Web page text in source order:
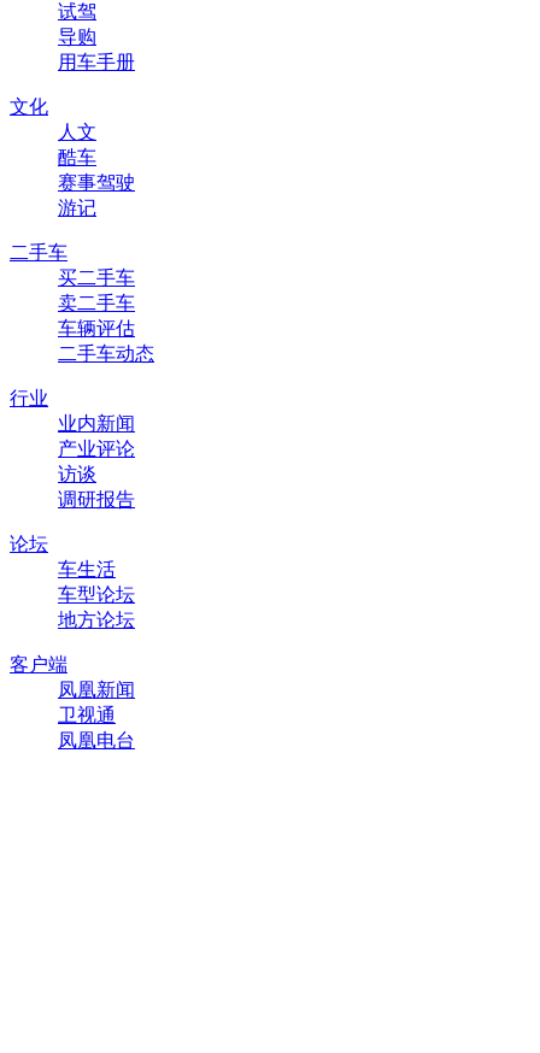
试驾
导购
用车手册
文化
人文
酷车
赛事驾驶
游记
二手车
买二手车
卖二手车
车辆评估
二手车动态
行业
业内新闻
产业评论
访谈
调研报告
论坛
车生活
车型论坛
地方论坛
客户端
凤凰新闻
卫视通
凤凰电台